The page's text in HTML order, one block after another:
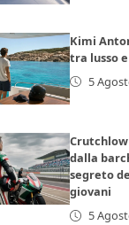
Kimi
tra lusso
5
dalla
segreto
giovani
5